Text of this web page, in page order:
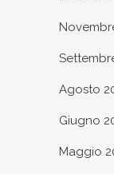
Agosto
Giugno
Maggio